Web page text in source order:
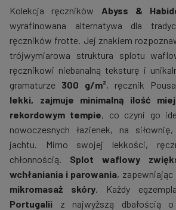
Kolekcja ręczników Abyss &
wyrafinowana alternatywa dla
ręczników frotte. Jej znakiem
trójwymiarowa struktura splotu
ręcznikowi niebanalną teksturę i
gramaturze 300 g/m², ręcznik
lekki, zajmuje minimalną ilość
rekordowym tempie, co czyni go
nowoczesnych łazienek, na
jachtu. Mimo swojej lekkości,
chłonnością. Splot waflowy
wchłaniania i parowania, zapewniając
mikromasaż skóry. Każdy
Portugalii z najwyższą dbałością